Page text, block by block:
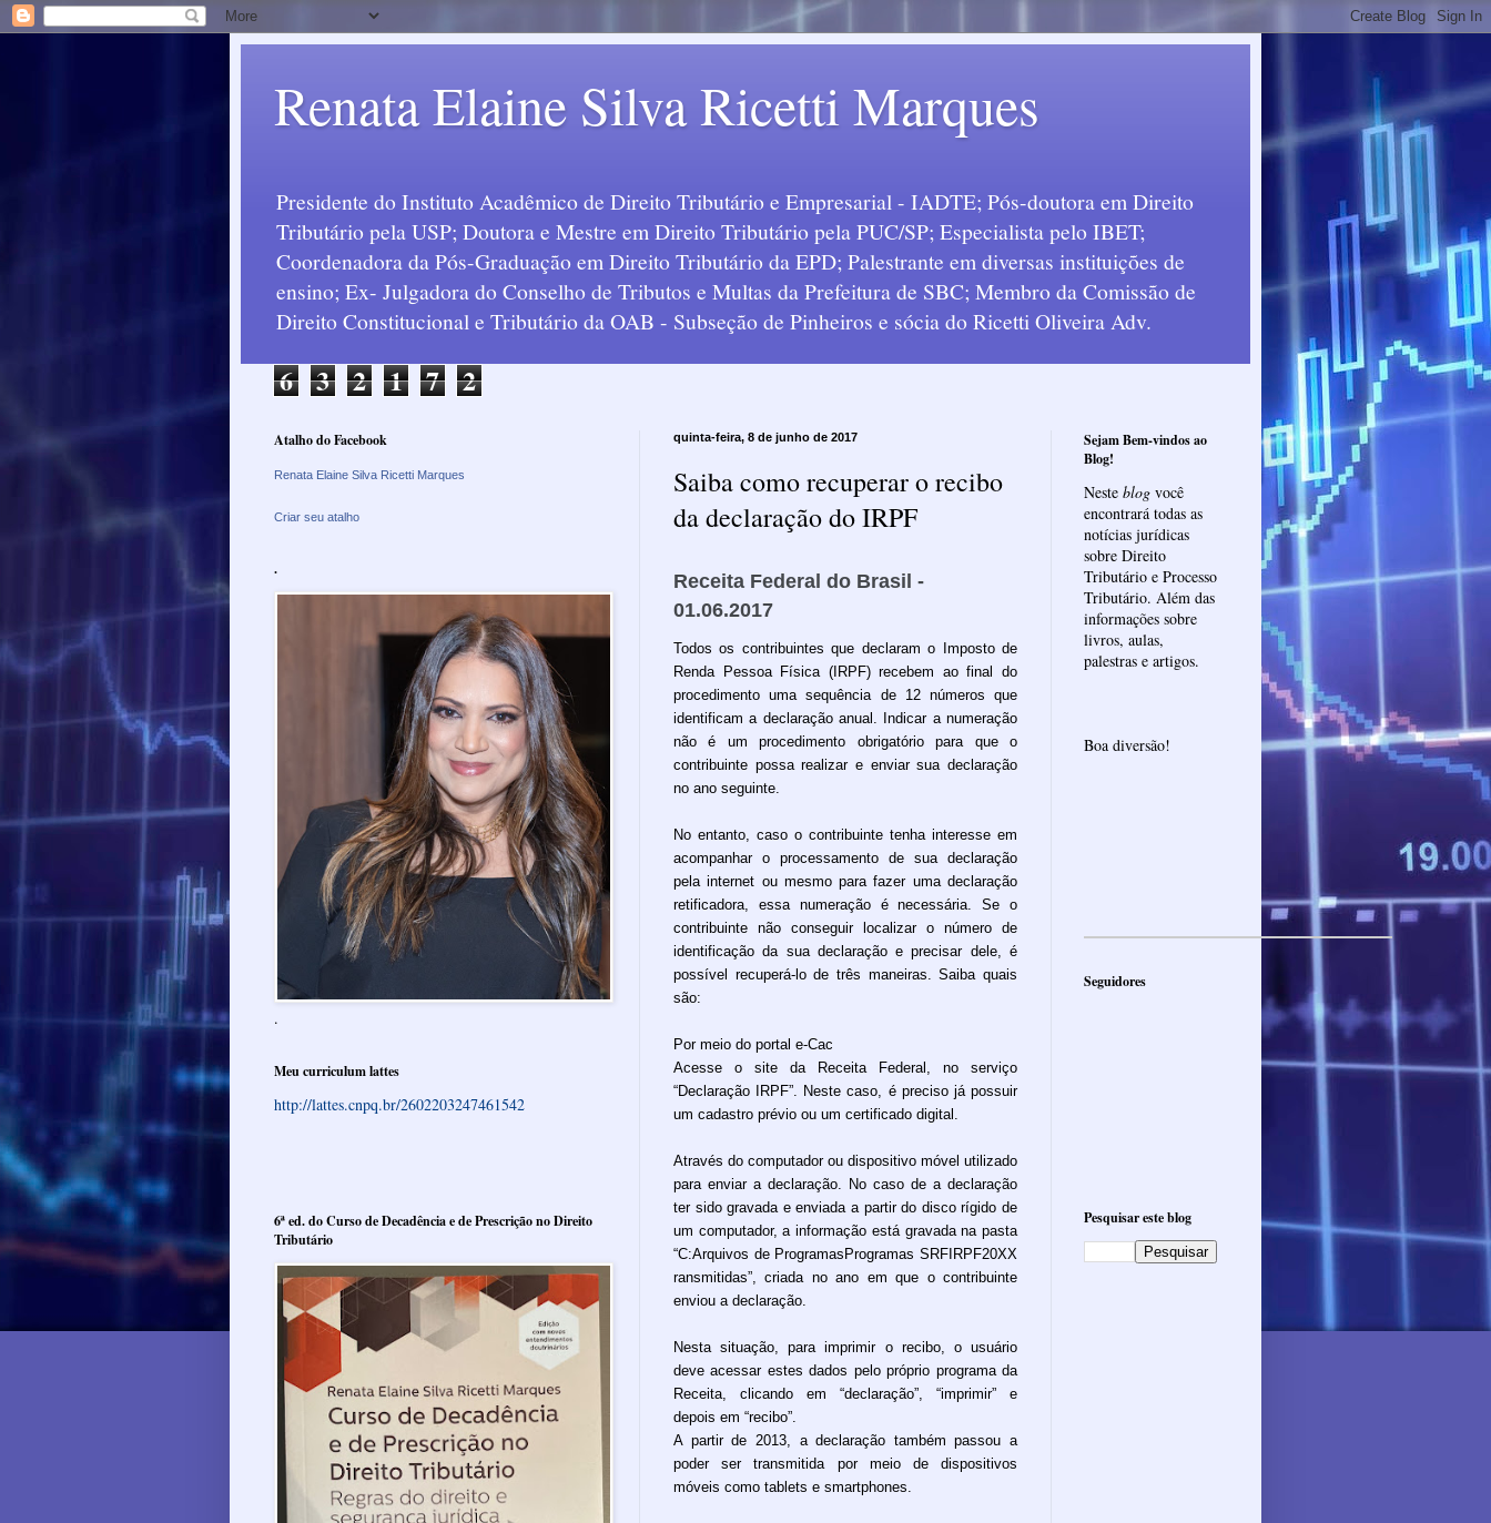
Renata Elaine Silva Ricetti Marques
Presidente do Instituto Acadêmico de Direito Tributário e Empresarial - IADTE; Pós-doutora em Direito
Tributário pela USP; Doutora e Mestre em Direito Tributário pela PUC/SP; Especialista pelo IBET;
Coordenadora da Pós-Graduação em Direito Tributário da EPD; Palestrante em diversas instituições de
ensino; Ex- Julgadora do Conselho de Tributos e Multas da Prefeitura de SBC; Membro da Comissão de
Direito Constitucional e Tributário da OAB - Subseção de Pinheiros e sócia do Ricetti Oliveira Adv.
6 3 2 1 7 2
quinta-feira, 8 de junho de 2017
Saiba como recuperar o recibo
da declaração do IRPF
Receita Federal do Brasil -
01.06.2017
Todos os contribuintes que declaram o Imposto de
Renda Pessoa Física (IRPF) recebem ao final do
procedimento uma sequência de 12 números que
identificam a declaração anual. Indicar a numeração
não é um procedimento obrigatório para que o
contribuinte possa realizar e enviar sua declaração
no ano seguinte.
No entanto, caso o contribuinte tenha interesse em
acompanhar o processamento de sua declaração
pela internet ou mesmo para fazer uma declaração
retificadora, essa numeração é necessária. Se o
contribuinte não conseguir localizar o número de
identificação da sua declaração e precisar dele, é
possível recuperá-lo de três maneiras. Saiba quais
são:
Por meio do portal e-Cac
Acesse o site da Receita Federal, no serviço
“Declaração IRPF”. Neste caso, é preciso já possuir
um cadastro prévio ou um certificado digital.
Através do computador ou dispositivo móvel utilizado
para enviar a declaração. No caso de a declaração
ter sido gravada e enviada a partir do disco rígido de
um computador, a informação está gravada na pasta
“C:Arquivos de ProgramasProgramas SRFIRPF20XX
ransmitidas”, criada no ano em que o contribuinte
enviou a declaração.
Nesta situação, para imprimir o recibo, o usuário
deve acessar estes dados pelo próprio programa da
Receita, clicando em “declaração”, “imprimir” e
depois em “recibo”.
A partir de 2013, a declaração também passou a
poder ser transmitida por meio de dispositivos
móveis como tablets e smartphones.
Atalho do Facebook
Renata Elaine Silva Ricetti Marques
Criar seu atalho
.
.
Meu curriculum lattes
http://lattes.cnpq.br/2602203247461542
6ª ed. do Curso de Decadência e de Prescrição no Direito
Tributário
Sejam Bem-vindos ao
Blog!
Neste blog você
encontrará todas as
notícias jurídicas
sobre Direito
Tributário e Processo
Tributário. Além das
informações sobre
livros, aulas,
palestras e artigos.
Boa diversão!
Seguidores
Pesquisar este blog